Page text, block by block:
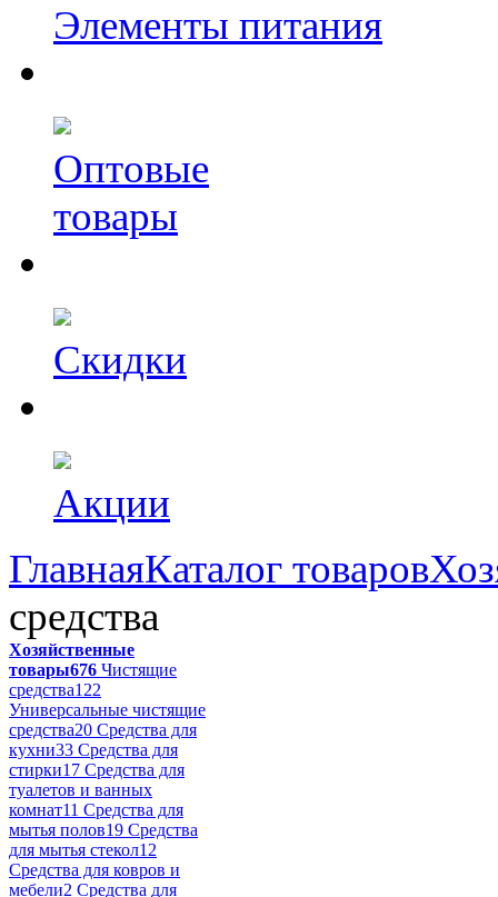
Элементы питания
Оптовые
товары
Скидки
Акции
ГлавнаяКаталог товаров
средства
Хозяйственные
товары676 Чистящие
средства122
Универсальные чистящие
средства20 Средства для
кухни33 Средства для
стирки17 Средства для
туалетов и ванных
комнат11 Средства для
мытья полов19 Средства
для мытья стекол12
Средства для ковров и
мебели2 Средства для